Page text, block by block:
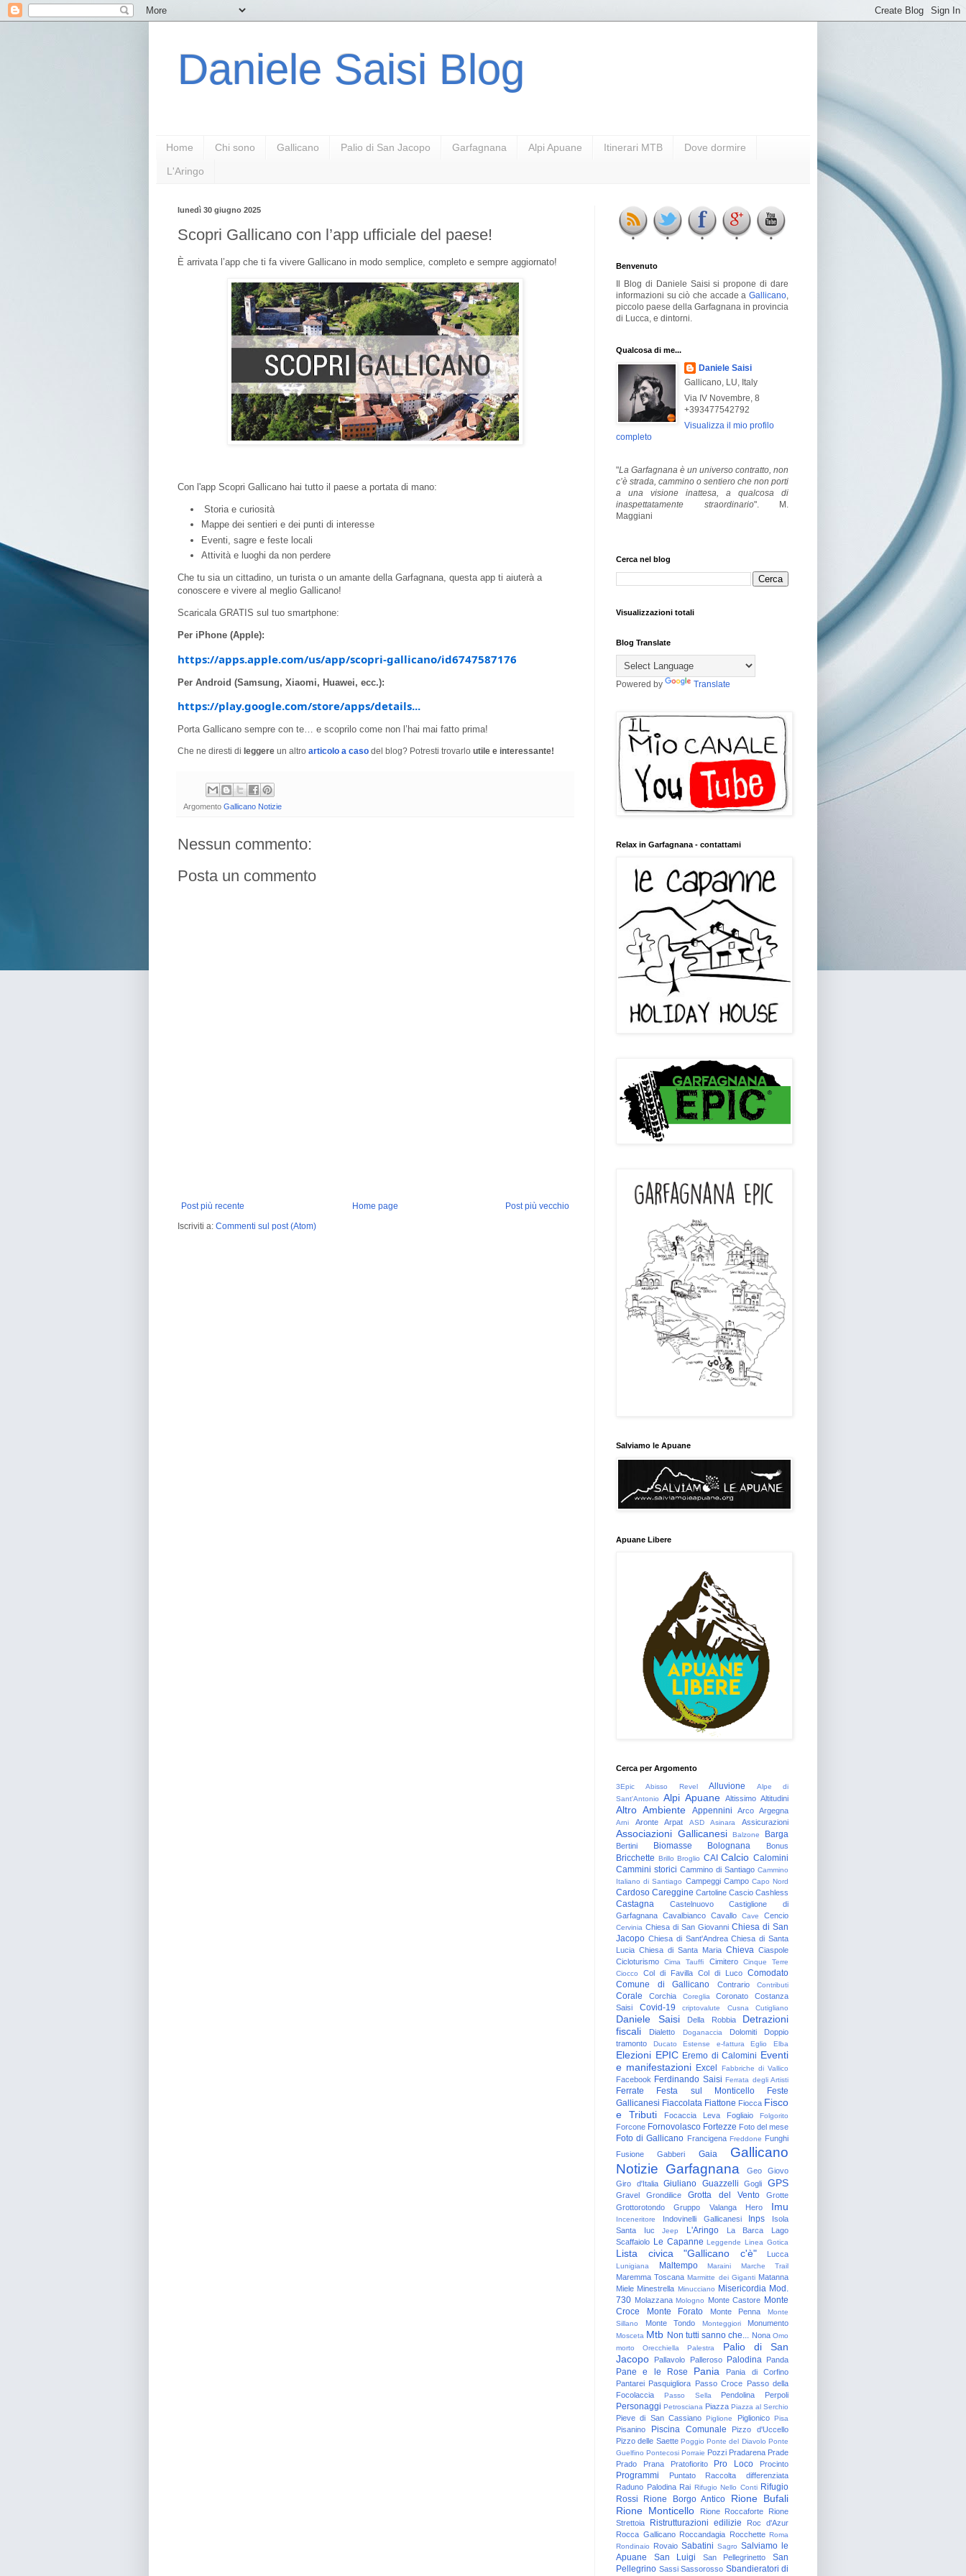
Daniele Saisi Blog
Home Chi sono Gallicano Palio di San Jacopo Garfagnana Alpi Apuane Itinerari MTB Dove dormire
L'Aringo
lunedì 30 giugno 2025
Scopri Gallicano con l’app ufficiale del paese!
È arrivata l’app che ti fa vivere Gallicano in modo semplice, completo e sempre aggiornato!
Con l'app Scopri Gallicano hai tutto il paese a portata di mano:
Storia e curiosità
Mappe dei sentieri e dei punti di interesse
Eventi, sagre e feste locali
Attività e luoghi da non perdere
Che tu sia un cittadino, un turista o un amante della Garfagnana, questa app ti aiuterà a
conoscere e vivere al meglio Gallicano!
Scaricala GRATIS sul tuo smartphone:
Per iPhone (Apple):
https://apps.apple.com/us/app/scopri-gallicano/id6747587176
Per Android (Samsung, Xiaomi, Huawei, ecc.):
https://play.google.com/store/apps/details...
Porta Gallicano sempre con te… e scoprilo come non l’hai mai fatto prima!
Che ne diresti di leggere un altro articolo a caso del blog? Potresti trovarlo utile e interessante!
Argomento Gallicano Notizie
Nessun commento:
Posta un commento
Post più recente Post più vecchio
Home page
Iscriviti a: Commenti sul post (Atom)
Benvenuto
Il Blog di Daniele Saisi si propone di dare
informazioni su ciò che accade a Gallicano
piccolo paese della Garfagnana in provincia
di Lucca, e dintorni.
Qualcosa di me...
Daniele Saisi
Gallicano, LU, Italy
Via IV Novembre, 8
+393477542792
Visualizza il mio profilo
completo
"La Garfagnana è un universo contratto, non
c’è strada, cammino o sentiero che non porti
a una visione inattesa, a qualcosa di
inaspettatamente straordinario". M.
Maggiani
Cerca nel blog
Visualizzazioni totali
Blog Translate
Powered by Translate
Relax in Garfagnana - contattami
Salviamo le Apuane
Apuane Libere
Cerca per Argomento
3Epic Abisso Revel Alluvione
Alpe di
Sant'Antonio
Alpi Apuane Altissimo Altitudini
Altro Ambiente Appennini Arco Argegna
Arni Aronte Arpat ASD Asinara Assicurazioni
Associazioni Gallicanesi Balzone Barga
Bertini Biomasse Bolognana Bonus
Bricchette Brillo Broglio CAI Calcio Calomini
Cammini storici Cammino di Santiago Cammino
Italiano di Santiago Campeggi Campo Capo Nord
Cardoso Careggine Cartoline Cascio Cashless
Castagna Castelnuovo
Castiglione di
Garfagnana Cavalbianco Cavallo Cave Cencio
Cervinia Chiesa di San Giovanni Chiesa di San
Jacopo Chiesa di Sant'Andrea Chiesa di Santa
Lucia Chiesa di Santa Maria Chieva Ciaspole
Cicloturismo
Cima Tauffi Cimitero
Cinque Terre
Ciocco
Col di Favilla Col di Luco Comodato
Comune di Gallicano
Contrario Contributi
Corale Corchia Coreglia Coronato
Costanza
Saisi
Covid-19 criptovalute Cusna Cutigliano
Daniele Saisi Della Robbia
Detrazioni
fiscali
Dialetto Doganaccia Dolomiti
Doppio
tramonto
Ducato Estense e-fattura Eglio Elba
Elezioni EPIC Eremo di Calomini Eventi
e manifestazioni Excel Fabbriche di Vallico
Facebook Ferdinando Saisi Ferrata degli Artisti
Ferrate Festa sul Monticello
Feste
Gallicanesi Fiaccolata Fiattone Fiocca Fisco
e Tributi
Focaccia Leva Fogliaio Folgorito
Forcone Fornovolasco Fortezze Foto del mese
Foto di Gallicano Francigena Freddone Funghi
Fusione
Gabberi Gaia
Gallicano
Notizie Garfagnana Geo
Giovo
Giro d'Italia
Giuliano Guazzelli Gogli GPS
Gravel Grondilice Grotta del Vento
Grotte
Grottorotondo
Gruppo Valanga Hero Imu
Inceneritore Indovinelli Gallicanesi Inps
Isola
Santa
Iuc Jeep L'Aringo La Barca
Lago
Scaffaiolo Le Capanne Leggende Linea Gotica
Lista civica "Gallicano c'è" Lucca
Lunigiana Maltempo Maraini Marche Trail
Maremma Toscana Marmitte dei Giganti Matanna
Miele Minestrella Minucciano Misericordia Mod.
730 Molazzana Mologno Monte Castore Monte
Croce
Monte Forato Monte Penna
Monte
Sillano
Monte Tondo Monteggiori Monumento
Mosceta Mtb Non tutti sanno che... Nona Omo
morto
Orecchiella Palestra
Palio di San
Jacopo
Pallavolo Palleroso Palodina Panda
Pane e le Rose Pania
Pania di Corfino
Pantarei Pasquigliora Passo Croce Passo della
Focolaccia
Passo Sella Pendolina Perpoli
Personaggi Petrosciana Piazza Piazza al Serchio
Pieve di San Cassiano Piglione Piglionico Pisa
Pisanino Piscina Comunale
Pizzo d'Uccello
Pizzo delle Saette Poggio Ponte del Diavolo Ponte
Guelfino Pontecosi Porraie Pozzi Pradarena Prade
Prado
Prana Pratofiorito Pro Loco Procinto
Programmi Puntato
Raccolta differenziata
Raduno Palodina Rai Rifugio Nello Conti Rifugio
Rossi
Rione Borgo Antico
Rione Bufali
Rione Monticello
Rione Roccaforte
Rione
Strettoia
Ristrutturazioni edilizie
Roc d'Azur
Rocca Gallicano Roccandagia Rocchette Roma
Rondinaio
Rovaio Sabatini Sagro Salviamo le
Apuane
San Luigi San Pellegrinetto
San
Pellegrino Sassi Sassorosso Sbandieratori di